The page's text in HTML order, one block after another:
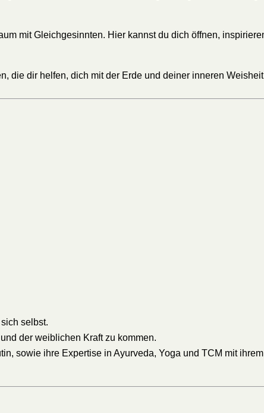
mit Gleichgesinnten. Hier kannst du dich öffnen,
die dir helfen, dich mit der Erde und deiner inneren
selbst.
der weiblichen Kraft zu kommen.
sowie ihre Expertise in Ayurveda, Yoga und TCM mit